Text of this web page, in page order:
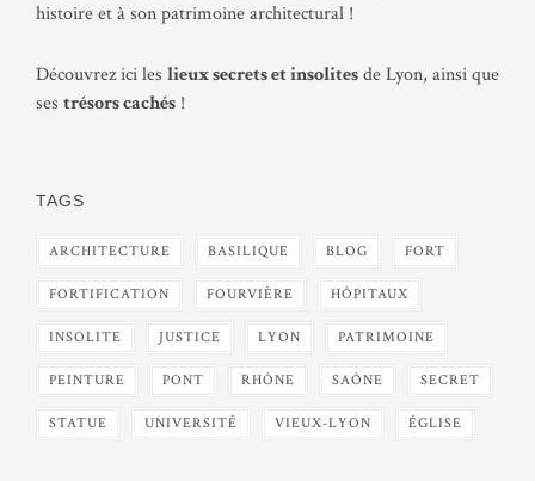
histoire et à son patrimoine architectural !
Découvrez ici les lieux secrets et insolitesde Lyon, ainsi que
ses trésors cachés !
TAGS
ARCHITECTURE BASILIQUE BLOG FORT
FORTIFICATION FOURVIÈRE HÔPITAUX
INSOLITE JUSTICE LYON PATRIMOINE
PEINTURE PONT RHÔNE SAÔNE SECRET
STATUE UNIVERSITÉ VIEUX-LYON ÉGLISE